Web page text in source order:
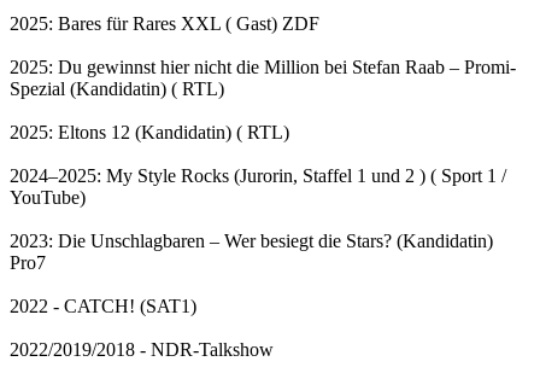
2025: Bares für Rares XXL ( Gast) ZDF
2025: Du gewinnst hier nicht die Million bei Stefan Raab – Promi-
Spezial (Kandidatin) ( RTL)
2025: Eltons 12 (Kandidatin) ( RTL)
2024–2025: My Style Rocks (Jurorin, Staffel 1 und 2 ) ( Sport 1 /
YouTube)
2023: Die Unschlagbaren – Wer besiegt die Stars? (Kandidatin)
Pro7
2022 - CATCH! (SAT1)
2022/2019/2018 - NDR-Talkshow